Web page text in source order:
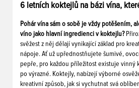
6 letních koktejlů na bázi vína,
Pohár vína sám o sobě je vždy potěšením,
víno jako hlavní ingredienci v koktejlu?
svěžest z něj dělají vynikající základ pro
nápoje. Ať už upřednostňujete šumivé,
pepře, pro každou příležitost existuje vinný
po výrazné. Koktejly, nabízejí výborné
kreativní způsob, jak si vychutnat svá